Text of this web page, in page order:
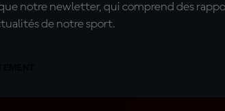
notre newletter, qui comprend des
de notre sport.